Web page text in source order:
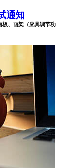
通知
板、画架（应具调节功